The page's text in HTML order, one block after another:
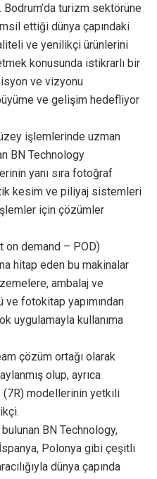
turizm sektörüne
ettiği dünya çapındaki
ve yenilikçi ürünlerini
konusunda istikrarlı bir
ve vizyonu
ve gelişim hedefliyor
işlemlerinde uzman
BN Technology
yanı sıra fotoğraf
kesim ve piliyaj sistemleri
için çözümler
on demand – POD)
hitap eden bu makinalar
ambalaj ve
fotokitap yapımından
uygulamayla kullanıma
çözüm ortağı olarak
olup, ayrıca
modellerinin yetkili
BN Technology,
Polonya gibi çeşitli
dünya çapında